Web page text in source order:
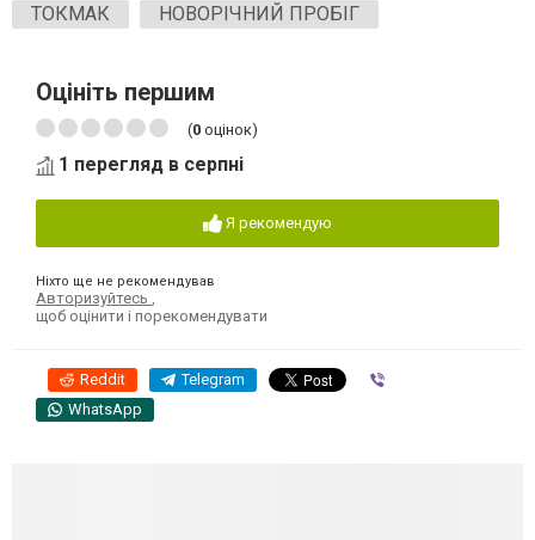
ТОКМАК
НОВОРІЧНИЙ ПРОБІГ
Оцініть першим
(0 оцінок)
1 перегляд в серпні
Я рекомендую
Ніхто ще не рекомендував
Авторизуйтесь ,
щоб оцінити і порекомендувати
Reddit Telegram
WhatsApp